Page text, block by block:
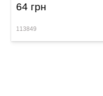
64 грн
113849